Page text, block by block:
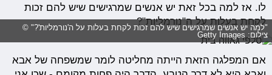
לו. אז למה בכל זאת יש אנשים שמרגישים שיש להם זכות
לקחת בעלות על ה"נורמליות"?
"למה יש אנשים שמרגישים שיש להם זכות לקחת בעלות על ה'נורמליות'?" ©
צילום: Getty Images
אם המפלגה הזאת הייתה מחליטה לומר שמשפחה של אבא